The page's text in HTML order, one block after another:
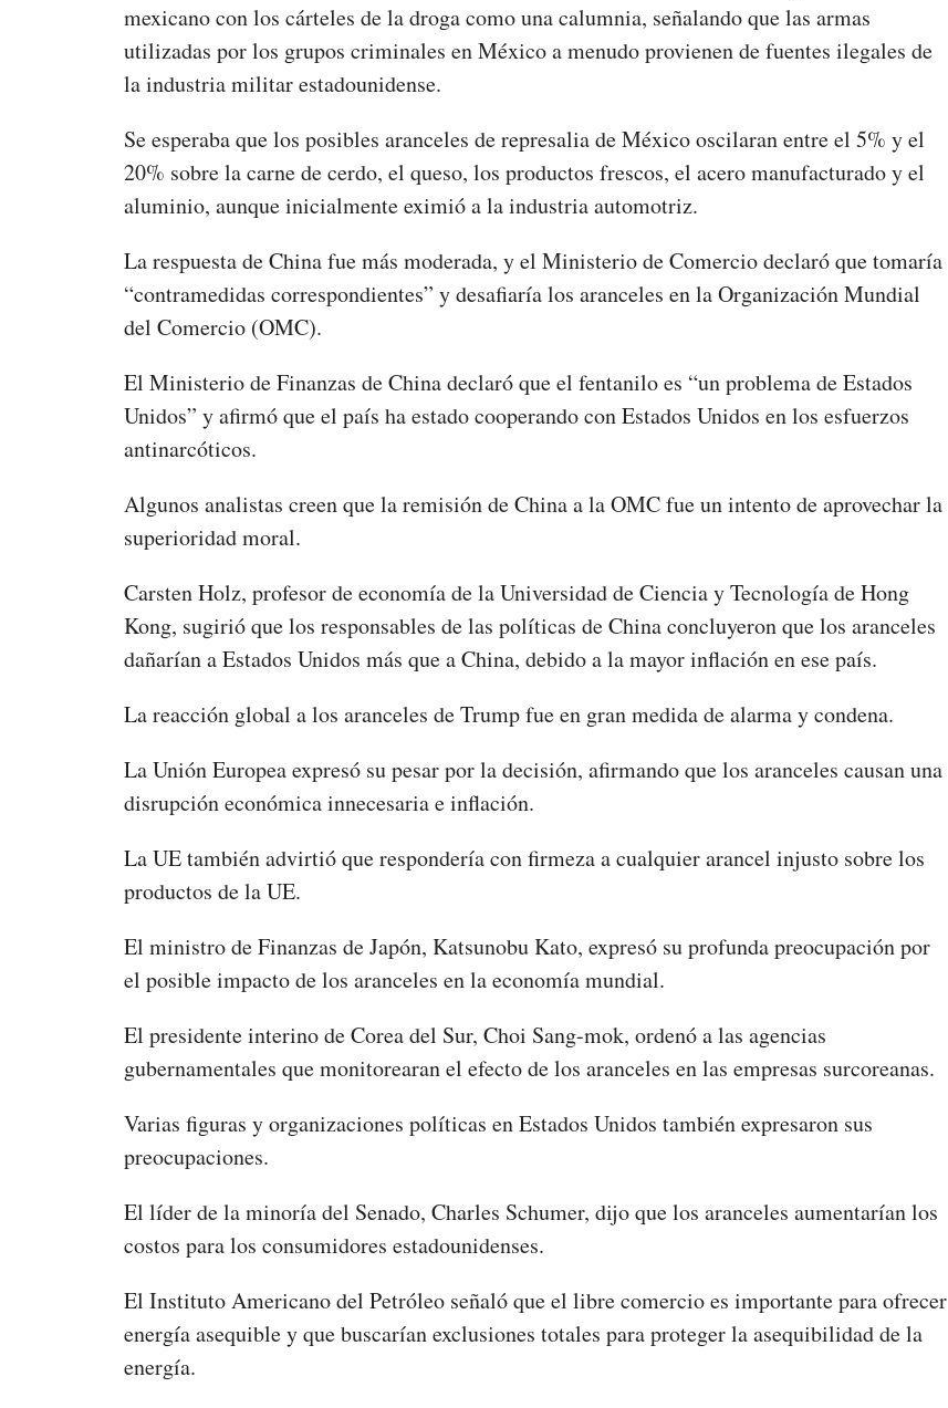
mexicano con los cárteles de la droga como una calumnia, señalando que las armas
utilizadas por los grupos criminales en México a menudo provienen de fuentes ilegales de
la industria militar estadounidense.
Se esperaba que los posibles aranceles de represalia de México oscilaran entre el 5% y el
20% sobre la carne de cerdo, el queso, los productos frescos, el acero manufacturado y el
aluminio, aunque inicialmente eximió a la industria automotriz.
La respuesta de China fue más moderada, y el Ministerio de Comercio declaró que tomaría
“contramedidas correspondientes” y desafiaría los aranceles en la Organización Mundial
del Comercio (OMC).
El Ministerio de Finanzas de China declaró que el fentanilo es “un problema de Estados
Unidos” y afirmó que el país ha estado cooperando con Estados Unidos en los esfuerzos
antinarcóticos.
Algunos analistas creen que la remisión de China a la OMC fue un intento de aprovechar la
superioridad moral.
Carsten Holz, profesor de economía de la Universidad de Ciencia y Tecnología de Hong
Kong, sugirió que los responsables de las políticas de China concluyeron que los aranceles
dañarían a Estados Unidos más que a China, debido a la mayor inflación en ese país.
La reacción global a los aranceles de Trump fue en gran medida de alarma y condena.
La Unión Europea expresó su pesar por la decisión, afirmando que los aranceles causan una
disrupción económica innecesaria e inflación.
La UE también advirtió que respondería con firmeza a cualquier arancel injusto sobre los
productos de la UE.
El ministro de Finanzas de Japón, Katsunobu Kato, expresó su profunda preocupación por
el posible impacto de los aranceles en la economía mundial.
El presidente interino de Corea del Sur, Choi Sang-mok, ordenó a las agencias
gubernamentales que monitorearan el efecto de los aranceles en las empresas surcoreanas.
Varias figuras y organizaciones políticas en Estados Unidos también expresaron sus
preocupaciones.
El líder de la minoría del Senado, Charles Schumer, dijo que los aranceles aumentarían los
costos para los consumidores estadounidenses.
El Instituto Americano del Petróleo señaló que el libre comercio es importante para ofrecer
energía asequible y que buscarían exclusiones totales para proteger la asequibilidad de la
energía.